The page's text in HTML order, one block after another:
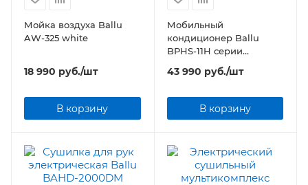
Мойка воздуха Ballu
AW-325 white
18 990 руб./шт
В корзину
Мобильный
кондиционер Ballu
BPHS-11H серии
Platinum Comfort
43 990 руб./шт
В корзину